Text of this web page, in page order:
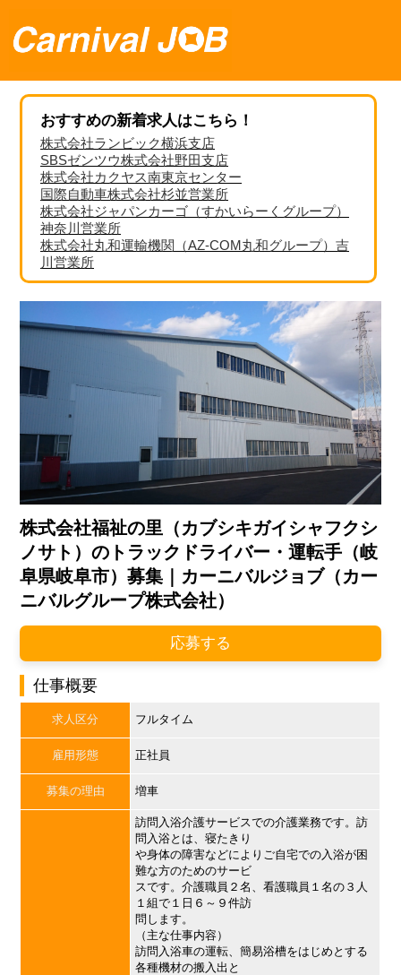
おすすめの新着求人はこちら！
株式会社ランビック横浜支店
SBSゼンツウ株式会社野田支店
株式会社カクヤス南東京センター
国際自動車株式会社杉並営業所
株式会社ジャパンカーゴ（すかいらーくグループ）
神奈川営業所
株式会社丸和運輸機関（AZ-COM丸和グループ）吉
川営業所
株式会社福祉の里（カブシキガイシャフクシ
ノサト）のトラックドライバー・運転手（岐
阜県岐阜市）募集｜カーニバルジョブ（カー
ニバルグループ株式会社）
応募する
仕事概要
求人区分 フルタイム
雇用形態 正社員
募集の理由 増車
訪問入浴介護サービスでの介護業務です。訪
問入浴とは、寝たきり
や身体の障害などによりご自宅での入浴が困
難な方のためのサービ
スです。介護職員２名、看護職員１名の３人
１組で１日６～９件訪
問します。
（主な仕事内容）
訪問入浴車の運転、簡易浴槽をはじめとする
各種機材の搬入出と